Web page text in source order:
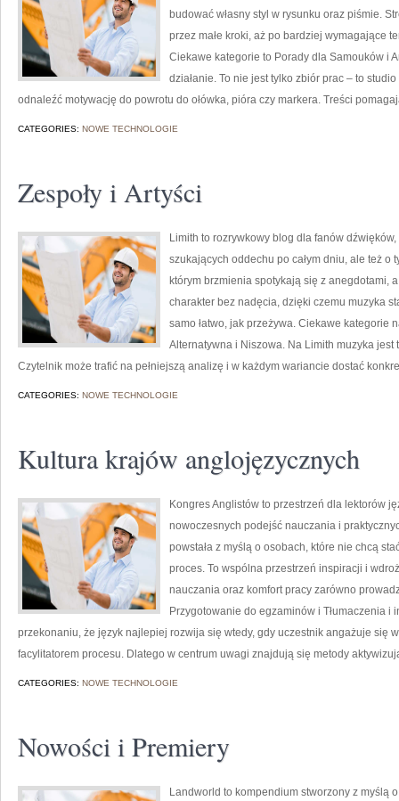
budować własny styl w rysunku oraz piśmie.
przez małe kroki, aż po bardziej wymagające
Ciekawe kategorie to Porady dla Samouków i
działanie. To nie jest tylko zbiór prac – to
odnaleźć motywację do powrotu do ołówka, pióra czy markera. Treści
CATEGORIES: NOWE TECHNOLOGIE
Zespoły i Artyści
Limith to rozrywkowy blog dla fanów
szukających oddechu po całym dniu, ale też o
którym brzmienia spotykają się z anegdotami,
charakter bez nadęcia, dzięki czemu muzyka
samo łatwo, jak przeżywa. Ciekawe kategorie
Alternatywna i Niszowa. Na Limith muzyka
Czytelnik może trafić na pełniejszą analizę i w każdym wariancie dostać
CATEGORIES: NOWE TECHNOLOGIE
Kultura krajów anglojęzycznych
Kongres Anglistów to przestrzeń dla lektorów
nowoczesnych podejść nauczania i
powstała z myślą o osobach, które nie chcą
proces. To wspólna przestrzeń inspiracji i
nauczania oraz komfort pracy zarówno
Przygotowanie do egzaminów i Tłumaczenia i
przekonaniu, że język najlepiej rozwija się wtedy, gdy uczestnik angażuje się
facylitatorem procesu. Dlatego w centrum uwagi znajdują się metody
CATEGORIES: NOWE TECHNOLOGIE
Nowości i Premiery
Landworld to kompendium stworzony z myślą